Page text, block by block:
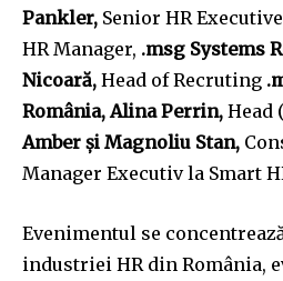
Pankler, Senior HR
HR Manager, .msg Systems
Nicoară, Head of Recruting
România, Alina Perrin, Head
Amber și Magnoliu Stan,
Manager Executiv la Smart
Evenimentul se
industriei HR din România,